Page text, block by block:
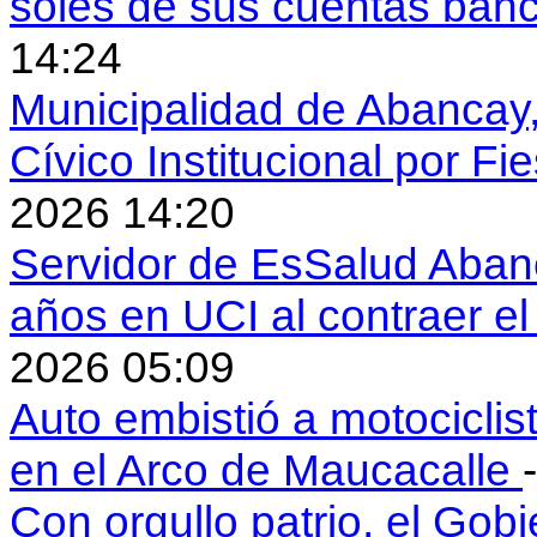
14:24
Municipalidad de
Cívico Institucional por
2026 14:20
Servidor de EsSalud
años en UCI al contraer
2026 05:09
Auto embistió a
en el Arco de Maucacalle
Con orgullo patrio, el